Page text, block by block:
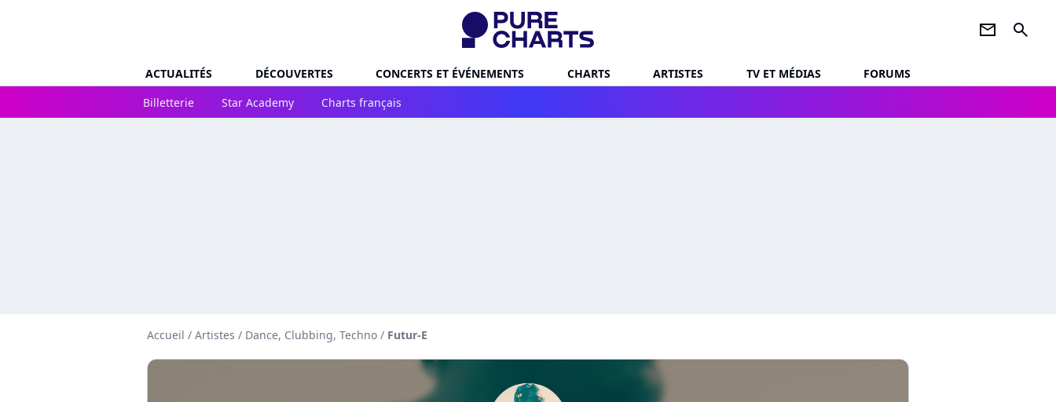
newsletter search
ACTUALITÉS DÉCOUVERTES CONCERTS ET ÉVÉNEMENTS CHARTS ARTISTES TV ET MÉDIAS
FORUMS
Billetterie
Star Academy Charts français
Accueil / Artistes / Dance, Clubbing, Techno / Futur-E